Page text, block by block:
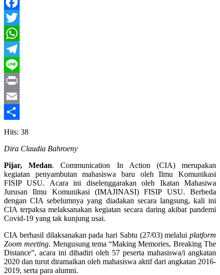
Facebook
Twitter
WhatsApp
Telegram
Line
Print
Email
Share
Hits: 38
Dira Claudia Bahroeny
Pijar, Medan. Communication In Action (CIA) merupakan
kegiatan penyambutan mahasiswa baru oleh Ilmu Komunikasi
FISIP USU. Acara ini diselenggarakan oleh Ikatan Mahasiwa
Jurusan Ilmu Komunikasi (IMAJINASI) FISIP USU. Berbeda
dengan CIA sebelumnya yang diadakan secara langsung, kali ini
CIA terpaksa melaksanakan kegiatan secara daring akibat pandemi
Covid-19 yang tak kunjung usai.
CIA berhasil dilaksanakan pada hari Sabtu (27/03) melalui platform
Zoom meeting. Mengusung tema “Making Memories, Breaking The
Distance”, acara ini dihadiri oleh 57 peserta mahasiswa/i angkatan
2020 dan turut diramaikan oleh mahasiswa aktif dari angkatan 2016-
2019, serta para alumni.